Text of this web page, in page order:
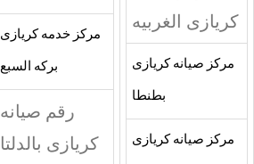
كريازى الغربيه
مركز صيانه كريازى
بطنطا
مركز صيانه كريازى
مركز خدمه كريازى
بركه السبع
رقم صيانه
كريازى بالدلتا